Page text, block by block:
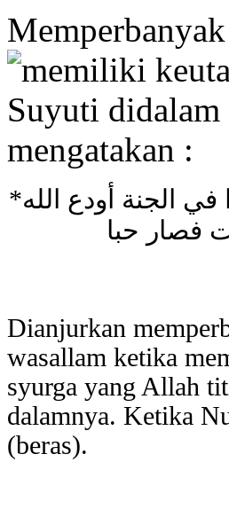
memiliki
Suyuti
mengatakan :
*يستحب إكثار الصلاة على النبي عند أكل الأرز لأنه كان جوهرا في الجنة أودع الله
Dianjurkan
wasallam ketika
syurga yang Allah
dalamnya. Ketika
(beras).